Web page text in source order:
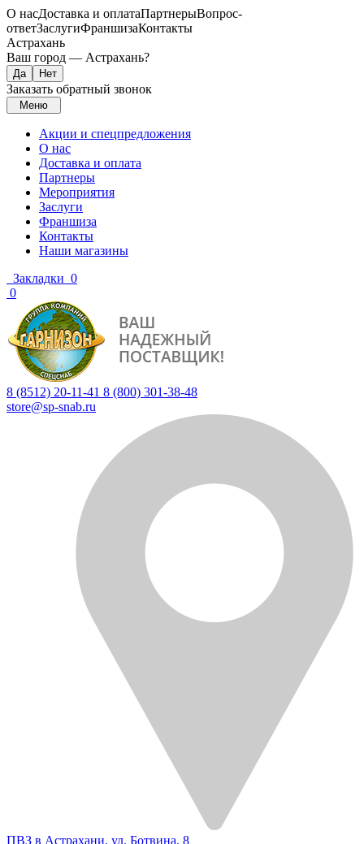
О насДоставка и оплатаПартнерыВопрос-
ответЗаслугиФраншизаКонтакты
Астрахань
Ваш город — Астрахань?
Заказать обратный звонок
Меню
Акции и спецпредложения
О нас
Доставка и оплата
Партнеры
Мероприятия
Заслуги
Франшиза
Контакты
Наши магазины
Закладки 0
0
8 (8512) 20-11-41 8 (800) 301-38-48
store@sp-snab.ru
ПВЗ в Астрахани, ул. Ботвина, 8